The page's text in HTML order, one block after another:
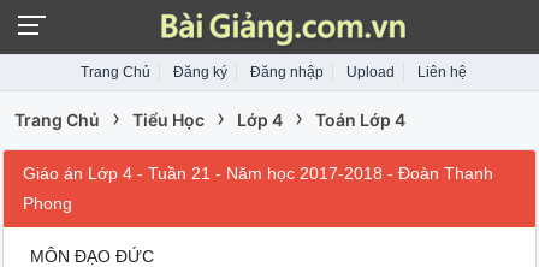
Trang Chủ Đăng ký Đăng nhập Upload Liên hệ
Trang Chủ › Tiểu Học › Lớp 4 › Toán Lớp 4
Giáo án Lớp 4 - Tuần 21 - Năm học 2017-2018 - Đoàn Thanh
Phong
MÔN ĐẠO ĐỨC